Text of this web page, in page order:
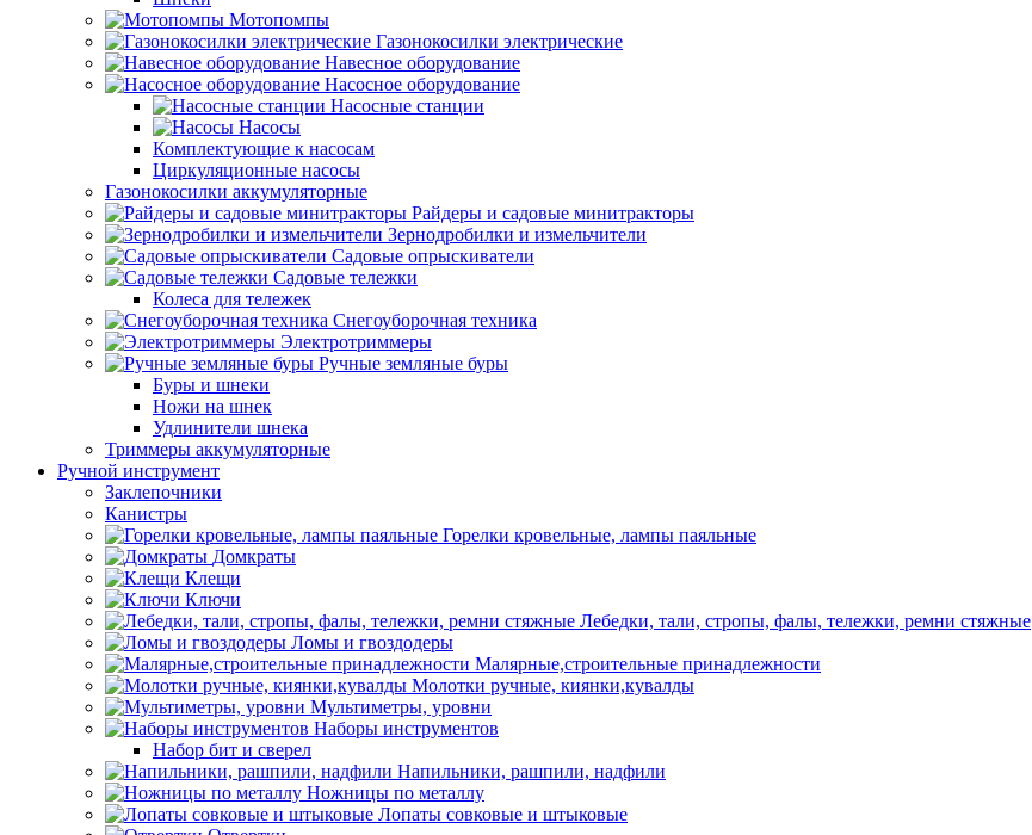
Мотопомпы
Газонокосилки электрические
Навесное оборудование
Насосное оборудование
Насосные станции
Насосы
Комплектующие к насосам
Циркуляционные насосы
Газонокосилки аккумуляторные
Райдеры и садовые минитракторы
Зернодробилки и измельчители
Садовые опрыскиватели
Садовые тележки
Колеса для тележек
Снегоуборочная техника
Электротриммеры
Ручные земляные буры
Буры и шнеки
Ножи на шнек
Удлинители шнека
Триммеры аккумуляторные
Ручной инструмент
Заклепочники
Канистры
Горелки кровельные, лампы паяльные
Домкраты
Клещи
Ключи
Лебедки, тали, стропы, фалы, тележки, ремни стяжные
Ломы и гвоздодеры
Малярные,строительные принадлежности
Молотки ручные, киянки,кувалды
Мультиметры, уровни
Наборы инструментов
Набор бит и сверел
Напильники, рашпили, надфили
Ножницы по металлу
Лопаты совковые и штыковые